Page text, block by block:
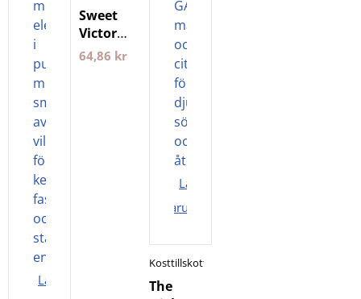
Lägg i
Sweet
Victory
Gum
64,86 kr
Lägg i
varukorgen
Kosttillskott
The